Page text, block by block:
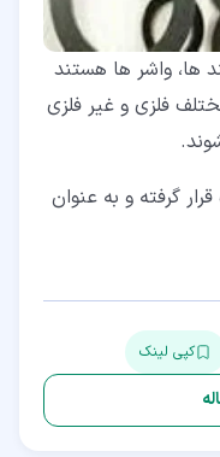
ها، واشر ها هستند
فلزی و غیر فلزی
گرفته و به عنوان
کپی لینک